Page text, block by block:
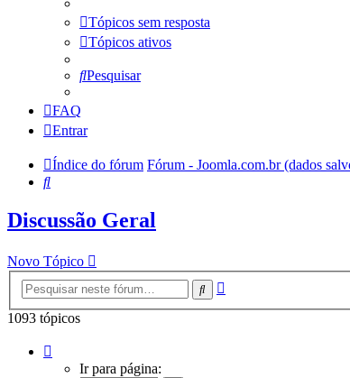
Tópicos sem resposta
Tópicos ativos
Pesquisar
FAQ
Entrar
Índice do fórum Fórum - Joomla.com.br (dados
Pesquisar
Discussão Geral
Novo Tópico
Pesquisar
1093 tópicos
Ir para página: